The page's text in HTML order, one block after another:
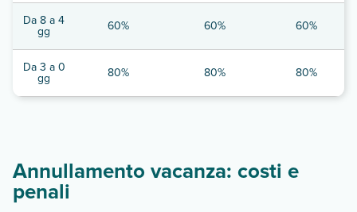
Da 8 a 4
gg 60% 60% 60%
Da 3 a 0
gg 80% 80% 80%
Annullamento vacanza: costi e
penali